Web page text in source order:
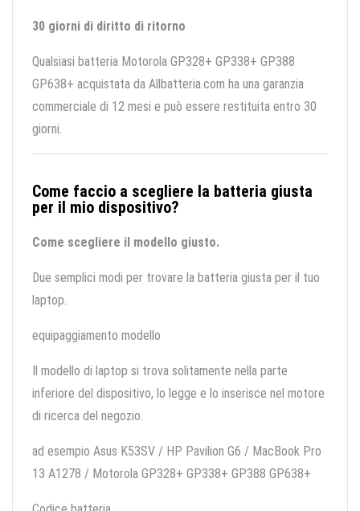
30 giorni di diritto di ritorno
Qualsiasi batteria Motorola GP328+ GP338+ GP388
GP638+ acquistata da Allbatteria.com ha una garanzia
commerciale di 12 mesi e può essere restituita entro 30
giorni.
Come faccio a scegliere la batteria giusta
per il mio dispositivo?
Come scegliere il modello giusto.
Due semplici modi per trovare la batteria giusta per il tuo
laptop.
equipaggiamento modello
Il modello di laptop si trova solitamente nella parte
inferiore del dispositivo, lo legge e lo inserisce nel motore
di ricerca del negozio.
ad esempio Asus K53SV / HP Pavilion G6 / MacBook Pro
13 A1278 / Motorola GP328+ GP338+ GP388 GP638+